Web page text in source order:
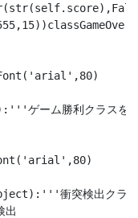
ゲーム勝利クラスを
衝突検出クラ
出